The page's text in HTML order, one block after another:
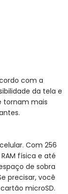
com a
da tela e
tornam mais
Com 256
física e até
de sobra
precisar, você
microSD.